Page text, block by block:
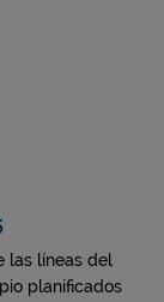
las líneas del
planificados